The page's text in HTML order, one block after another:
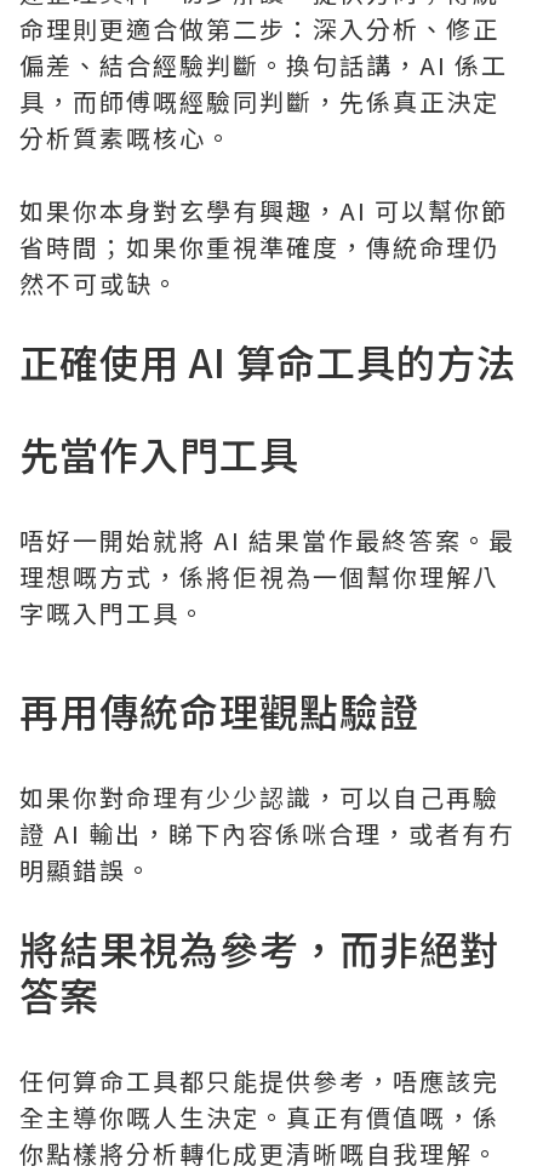
命理則更適合做第二步：深入分析、修正
偏差、結合經驗判斷。換句話講，AI 係工
具，而師傅嘅經驗同判斷，先係真正決定
分析質素嘅核心。
如果你本身對玄學有興趣，AI 可以幫你節
省時間；如果你重視準確度，傳統命理仍
然不可或缺。
正確使用 AI 算命工具的方法
先當作入門工具
唔好一開始就將 AI 結果當作最終答案。最
理想嘅方式，係將佢視為一個幫你理解八
字嘅入門工具。
再用傳統命理觀點驗證
如果你對命理有少少認識，可以自己再驗
證 AI 輸出，睇下內容係咪合理，或者有冇
明顯錯誤。
將結果視為參考，而非絕對
答案
任何算命工具都只能提供參考，唔應該完
全主導你嘅人生決定。真正有價值嘅，係
你點樣將分析轉化成更清晰嘅自我理解。